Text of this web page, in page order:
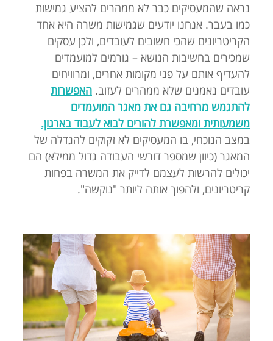
נראה שהמעסיקים כבר לא ממהרים להציע גמישות
כמו בעבר. אנחנו יודעים שגמישות משרה היא אחד
הקריטריונים שהכי חשובים לעובדים, ולכן עסקים
שמכירים בחשיבות הנושא – גורמים למועמדים
להעדיף אותם על פני מקומות אחרים, ומרוויחים
עובדים נאמנים שלא ממהרים לעזוב. האפשרות
להתגמש מרחיבה גם את מאגר המועמדים
משמעותית ומאפשרת להורים לבוא לעבוד בארגון.
במצב הנוכחי, בו המעסיקים לא זקוקים להגדלה של
המאגר (כיוון שמספר דורשי העבודה גדול ממילא) הם
יכולים להרשות לעצמם לדייק את המשרה בפחות
קריטריונים, ולהפוך אותה ליותר "נוקשה".